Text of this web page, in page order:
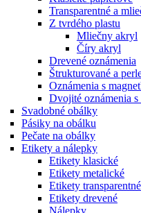
Transparentné a
Z tvrdého plastu
Mliečny akryl
Číry akryl
Drevené oznámenia
Štrukturované a
Oznámenia s
Dvojité oznámenia
Svadobné obálky
Pásiky na obálku
Pečate na obálky
Etikety a nálepky
Etikety klasické
Etikety metalické
Etikety transparentné
Etikety drevené
Nálepky